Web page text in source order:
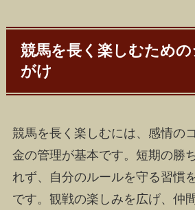
競馬を長く楽しむため
がけ
競馬を長く楽しむには、感情の
金の管理が基本です。短期の勝
れず、自分のルールを守る習慣
です。観戦の楽しみを広げ、仲